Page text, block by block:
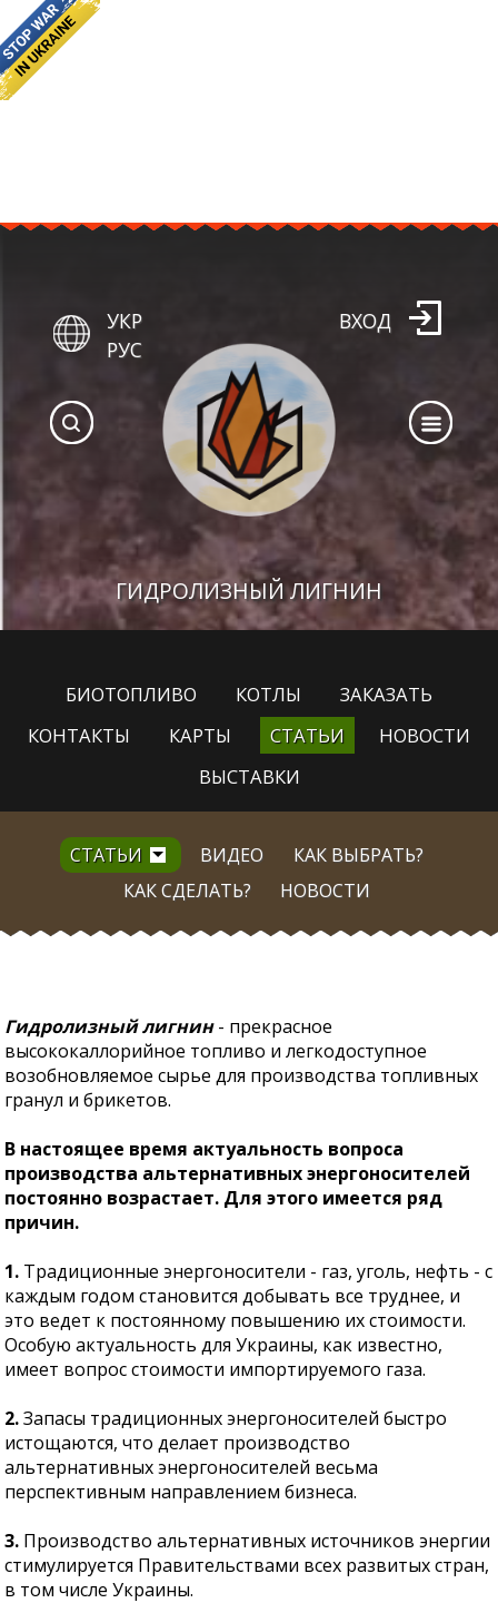
ГИДРОЛИЗНЫЙ ЛИГНИН
УКР
РУС
ВХОД
БИОТОПЛИВО КОТЛЫ
ЗАКАЗАТЬ
КОНТАКТЫ
КАРТЫ СТАТЬИ
НОВОСТИ
ВЫСТАВКИ
СТАТЬИ ВИДЕО
КАК ВЫБРАТЬ?
КАК СДЕЛАТЬ?
НОВОСТИ
Гидролизный лигнин- прекрасное
высококаллорийное топливо и легкодоступное
возобновляемое сырье для производства топливных
гранул и брикетов.
В настоящее время актуальность вопроса
производства альтернативных энергоносителей
постоянно возрастает. Для этого имеется ряд
причин.
1. Традиционные энергоносители - газ, уголь, нефть - с
каждым годом становится добывать все труднее, и
это ведет к постоянному повышению их стоимости.
Особую актуальность для Украины, как известно,
имеет вопрос стоимости импортируемого газа.
2.Запасы традиционных энергоносителей быстро
истощаются, что делает производство
альтернативных энергоносителей весьма
перспективным направлением бизнеса.
3. Производство альтернативных источников энергии
стимулируется Правительствами всех развитых стран,
в том числе Украины.